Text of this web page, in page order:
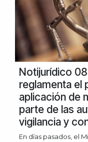
Notijurídico
reglamenta el
aplicación de
parte de las
vigilancia y
En días pasados, el